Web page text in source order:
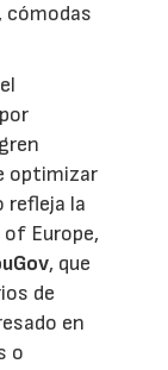
cómodas
optimizar
refleja la
Europe,
, que
de
en
o